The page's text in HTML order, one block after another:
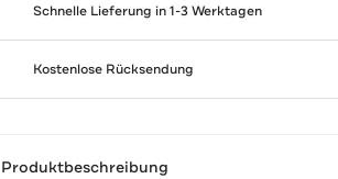
Schnelle Lieferung in 1-3 Werktagen
Kostenlose Rücksendung
Produktbeschreibung